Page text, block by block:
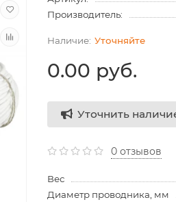
Производитель:
Уточняйте
0.00 руб.
Уточнить
0 отзывов
Вес
Диаметр проводника, мм